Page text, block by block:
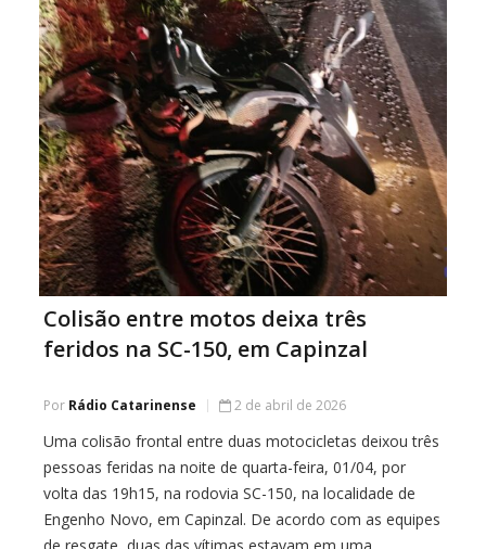
Colisão entre motos deixa três
feridos na SC-150, em Capinzal
Por Rádio Catarinense 2 de abril de 2026
Uma colisão frontal entre duas motocicletas deixou três
pessoas feridas na noite de quarta-feira, 01/04, por
volta das 19h15, na rodovia SC-150, na localidade de
Engenho Novo, em Capinzal. De acordo com as equipes
de resgate, duas das vítimas estavam em uma